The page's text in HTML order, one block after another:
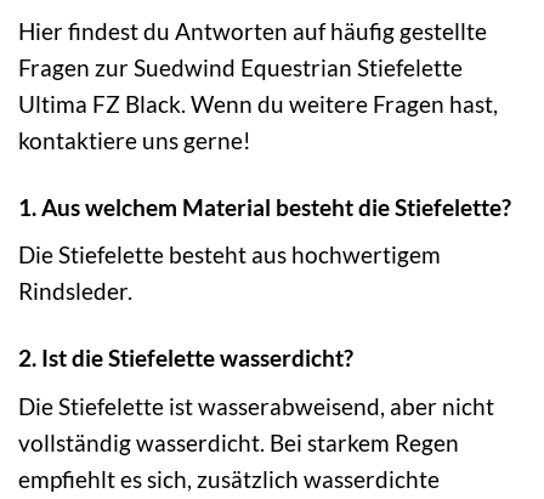
Hier findest du Antworten auf häufig gestellte
Fragen zur Suedwind Equestrian Stiefelette
Ultima FZ Black. Wenn du weitere Fragen hast,
kontaktiere uns gerne!
1. Aus welchem Material besteht die Stiefelette?
Die Stiefelette besteht aus hochwertigem
Rindsleder.
2. Ist die Stiefelette wasserdicht?
Die Stiefelette ist wasserabweisend, aber nicht
vollständig wasserdicht. Bei starkem Regen
empfiehlt es sich, zusätzlich wasserdichte